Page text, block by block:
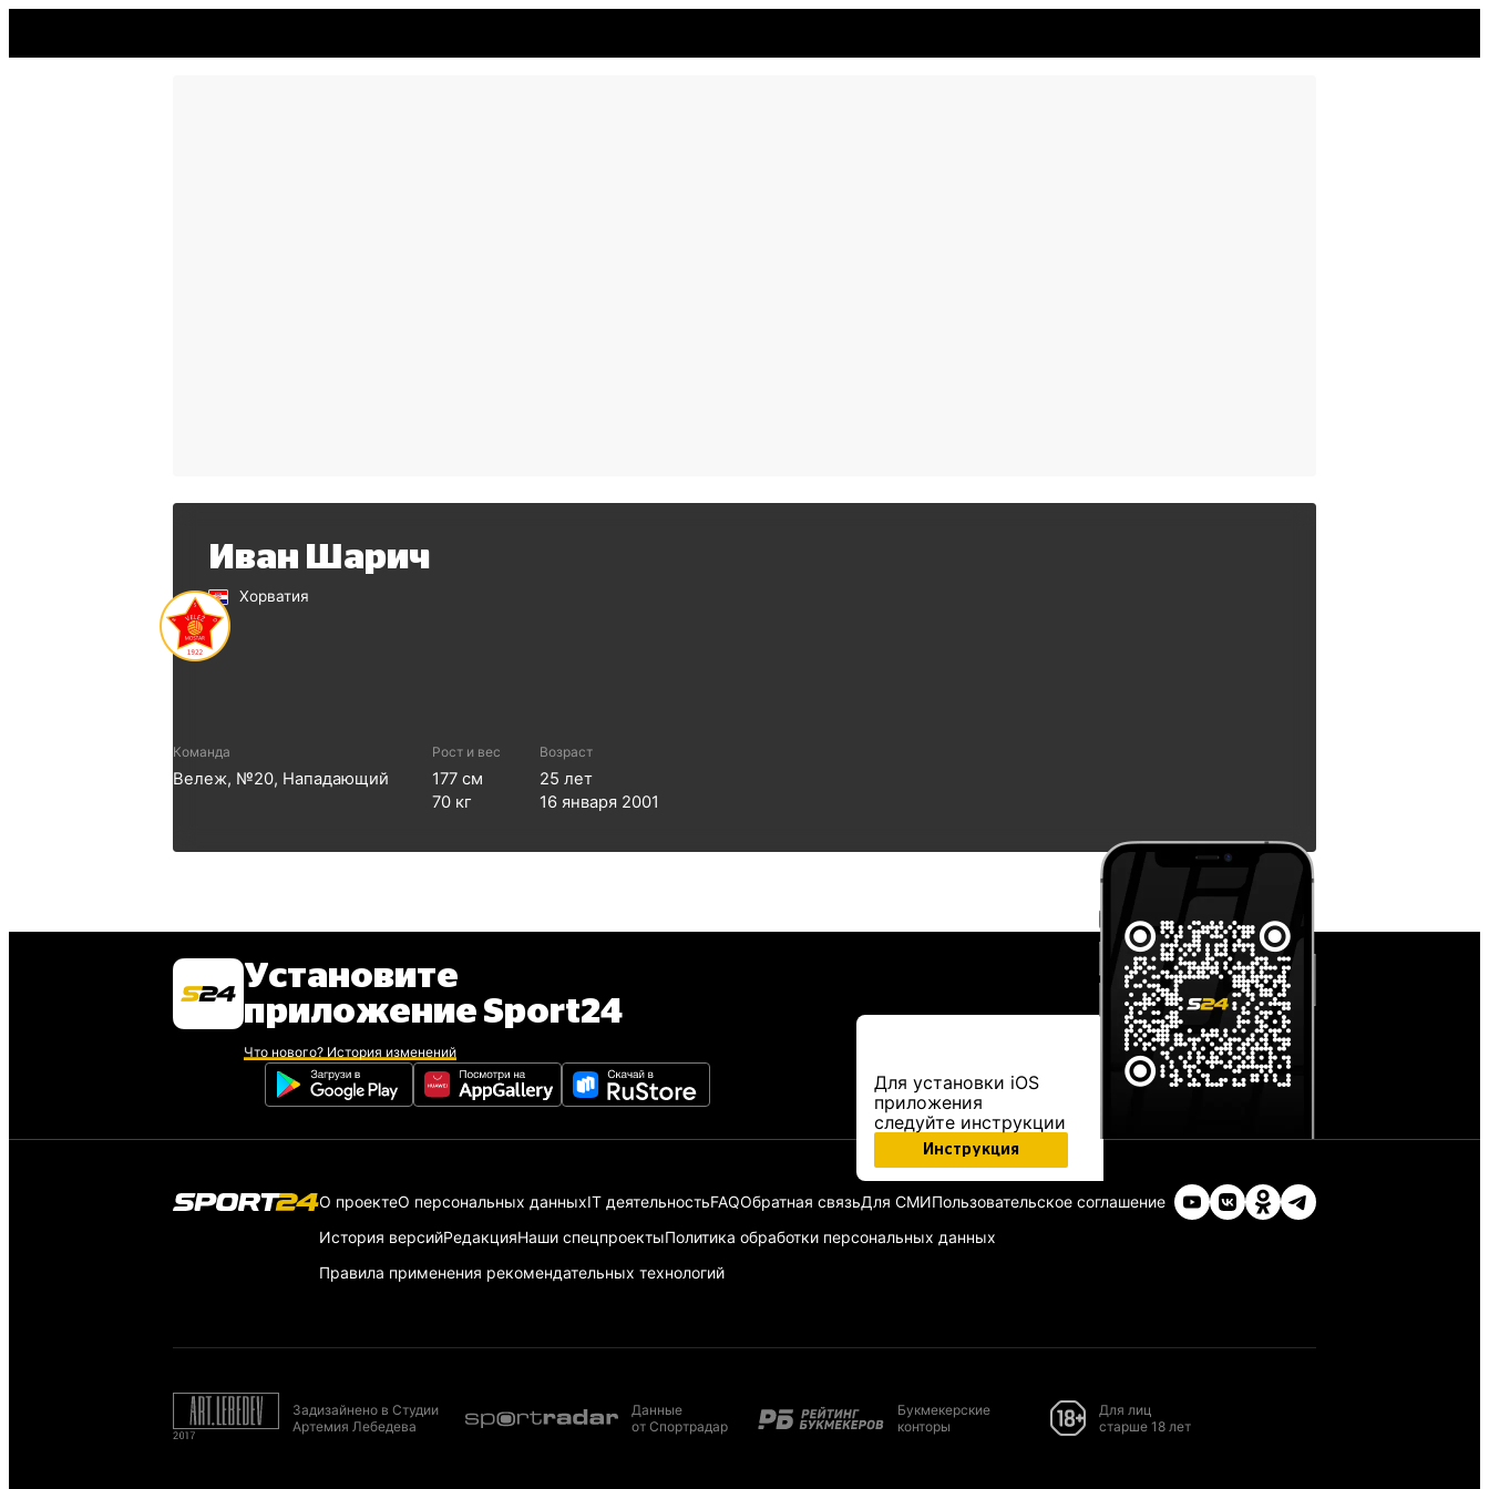
Иван Шарич
Хорватия
Команда
Вележ, №20, Нападающий
Рост и вес
177 см
70 кг
Возраст
25 лет
16 января 2001
Установите
приложение Sport24
Что нового? История изменений
Для установки iOS
приложения
следуйте инструкции
Инструкция
О проектеО персональных данныхIT деятельностьFAQОбратная связьДля СМИПользовательское соглашение
История версийРедакцияНаши спецпроектыПолитика обработки персональных данных
Правила применения рекомендательных технологий
Задизайнено в Студии
Артемия Лебедева
Данные
от Спортрадар
Букмекерские
конторы
Для лиц
старше 18 лет